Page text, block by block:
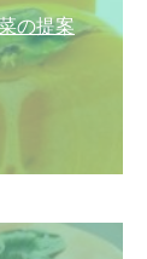
の提案